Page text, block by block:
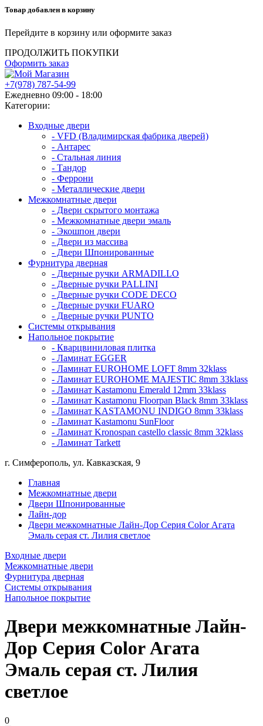
Товар добавлен в корзину
Перейдите в корзину или оформите заказ
ПРОДОЛЖИТЬ ПОКУПКИ
Оформить заказ
+7(978) 787-54-99
Ежедневно 09:00 - 18:00
Категории:
Входные двери
- VFD (Владимирская фабрика дверей)
- Антарес
- Стальная линия
- Тандор
- Феррони
- Металлические двери
Межкомнатные двери
- Двери скрытого монтажа
- Межкомнатные двери эмаль
- Экошпон двери
- Двери из массива
- Двери Шпонированные
Фурнитура дверная
- Дверные ручки ARMADILLO
- Дверные ручки PALLINI
- Дверные ручки CODE DECO
- Дверные ручки FUARO
- Дверные ручки PUNTO
Системы открывания
Напольное покрытие
- Кварцвиниловая плитка
- Ламинат EGGER
- Ламинат EUROHOME LOFT 8mm 32klass
- Ламинат EUROHOME MAJESTIC 8mm 33klass
- Ламинат Kastamonu Emerald 12mm 33klass
- Ламинат Kastamonu Floorpan Black 8mm 33klass
- Ламинат KASTAMONU INDIGO 8mm 33klass
- Ламинат Kastamonu SunFloor
- Ламинат Kronospan castello classic 8mm 32klass
- Ламинат Tarkett
г. Симферополь, ул. Кавказская, 9
Главная
Межкомнатные двери
Двери Шпонированные
Лайн-дор
Двери межкомнатные Лайн-Дор Серия Color Агата
Эмаль серая ст. Лилия светлое
Входные двери
Межкомнатные двери
Фурнитура дверная
Системы открывания
Напольное покрытие
Двери межкомнатные Лайн-
Дор Серия Color Агата
Эмаль серая ст. Лилия
светлое
0